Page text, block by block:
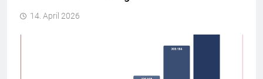
14. April 2026